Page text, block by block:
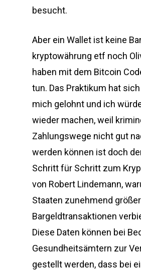
besucht.
Aber ein Wallet ist keine
kryptowährung etf noch
haben mit dem Bitcoin
tun. Das Praktikum hat
mich gelohnt und ich
wieder machen, weil
Zahlungswege nicht gut
werden können ist doch
Schritt für Schritt zum
von Robert Lindemann,
Staaten zunehmend
Bargeldtransaktionen
Diese Daten können bei
Gesundheitsämtern zur
gestellt werden, dass bei